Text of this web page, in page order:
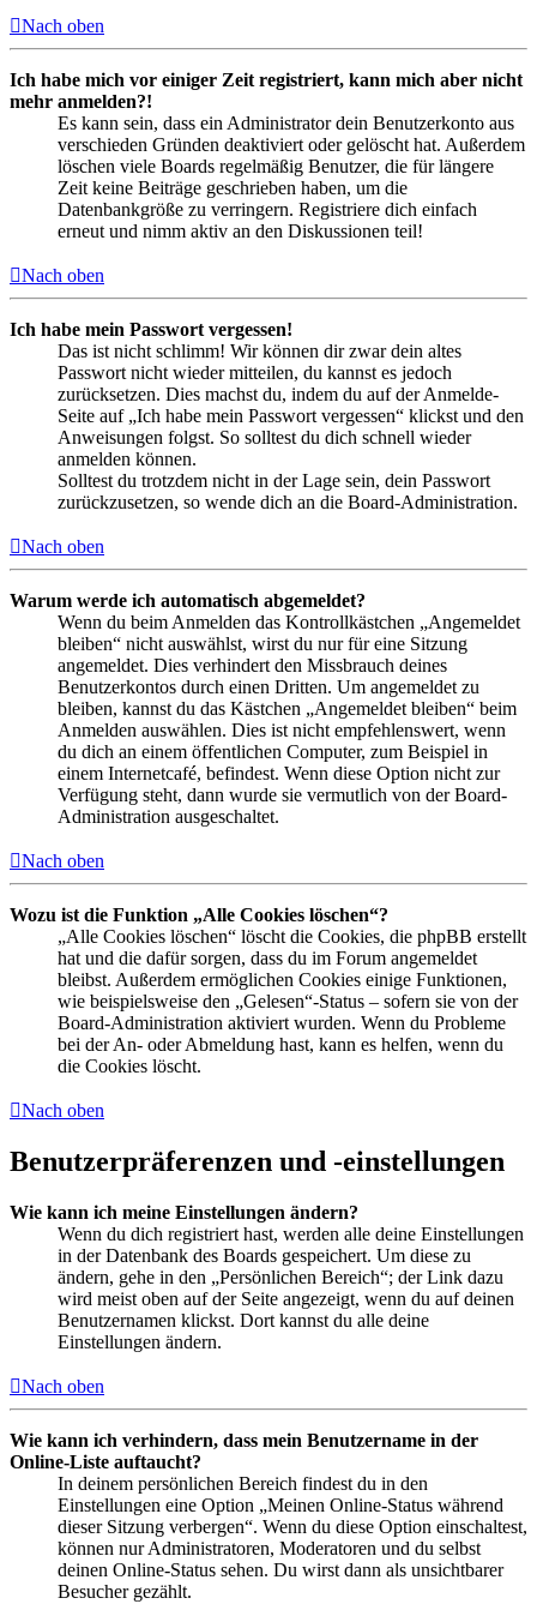
Nach oben
Ich habe mich vor einiger Zeit registriert, kann mich aber nicht
mehr anmelden?!
Es kann sein, dass ein Administrator dein Benutzerkonto aus
verschieden Gründen deaktiviert oder gelöscht hat. Außerdem
löschen viele Boards regelmäßig Benutzer, die für längere
Zeit keine Beiträge geschrieben haben, um die
Datenbankgröße zu verringern. Registriere dich einfach
erneut und nimm aktiv an den Diskussionen teil!
Nach oben
Ich habe mein Passwort vergessen!
Das ist nicht schlimm! Wir können dir zwar dein altes
Passwort nicht wieder mitteilen, du kannst es jedoch
zurücksetzen. Dies machst du, indem du auf der Anmelde-
Seite auf „Ich habe mein Passwort vergessen“ klickst und den
Anweisungen folgst. So solltest du dich schnell wieder
anmelden können.
Solltest du trotzdem nicht in der Lage sein, dein Passwort
zurückzusetzen, so wende dich an die Board-Administration.
Nach oben
Warum werde ich automatisch abgemeldet?
Wenn du beim Anmelden das Kontrollkästchen „Angemeldet
bleiben“ nicht auswählst, wirst du nur für eine Sitzung
angemeldet. Dies verhindert den Missbrauch deines
Benutzerkontos durch einen Dritten. Um angemeldet zu
bleiben, kannst du das Kästchen „Angemeldet bleiben“ beim
Anmelden auswählen. Dies ist nicht empfehlenswert, wenn
du dich an einem öffentlichen Computer, zum Beispiel in
einem Internetcafé, befindest. Wenn diese Option nicht zur
Verfügung steht, dann wurde sie vermutlich von der Board-
Administration ausgeschaltet.
Nach oben
Wozu ist die Funktion „Alle Cookies löschen“?
„Alle Cookies löschen“ löscht die Cookies, die phpBB erstellt
hat und die dafür sorgen, dass du im Forum angemeldet
bleibst. Außerdem ermöglichen Cookies einige Funktionen,
wie beispielsweise den „Gelesen“-Status – sofern sie von der
Board-Administration aktiviert wurden. Wenn du Probleme
bei der An- oder Abmeldung hast, kann es helfen, wenn du
die Cookies löscht.
Nach oben
Benutzerpräferenzen und -einstellungen
Wie kann ich meine Einstellungen ändern?
Wenn du dich registriert hast, werden alle deine Einstellungen
in der Datenbank des Boards gespeichert. Um diese zu
ändern, gehe in den „Persönlichen Bereich“; der Link dazu
wird meist oben auf der Seite angezeigt, wenn du auf deinen
Benutzernamen klickst. Dort kannst du alle deine
Einstellungen ändern.
Nach oben
Wie kann ich verhindern, dass mein Benutzername in der
Online-Liste auftaucht?
In deinem persönlichen Bereich findest du in den
Einstellungen eine Option „Meinen Online-Status während
dieser Sitzung verbergen“. Wenn du diese Option einschaltest,
können nur Administratoren, Moderatoren und du selbst
deinen Online-Status sehen. Du wirst dann als unsichtbarer
Besucher gezählt.